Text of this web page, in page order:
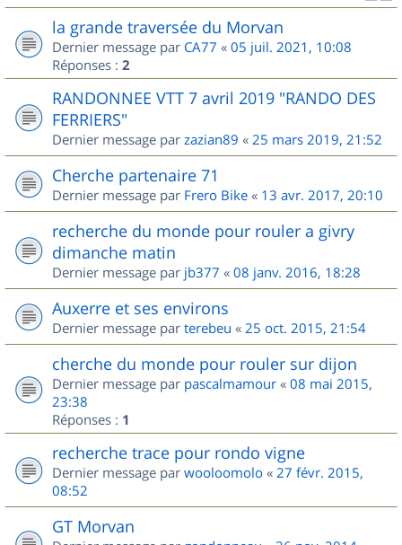
la grande traversée du Morvan
Dernier message par CA77 « 05 juil. 2021, 10:08
Réponses : 2
RANDONNEE VTT 7 avril 2019 "RANDO DES
FERRIERS"
Dernier message par zazian89 « 25 mars 2019, 21:52
Cherche partenaire 71
Dernier message par Frero Bike « 13 avr. 2017, 20:10
recherche du monde pour rouler a givry
dimanche matin
Dernier message par jb377 « 08 janv. 2016, 18:28
Auxerre et ses environs
Dernier message par terebeu « 25 oct. 2015, 21:54
cherche du monde pour rouler sur dijon
Dernier message par pascalmamour « 08 mai 2015,
23:38
Réponses : 1
recherche trace pour rondo vigne
Dernier message par wooloomolo « 27 févr. 2015,
08:52
GT Morvan